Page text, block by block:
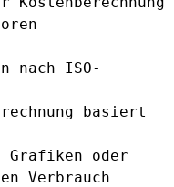
nach ISO-
basiert
oder
Verbrauch